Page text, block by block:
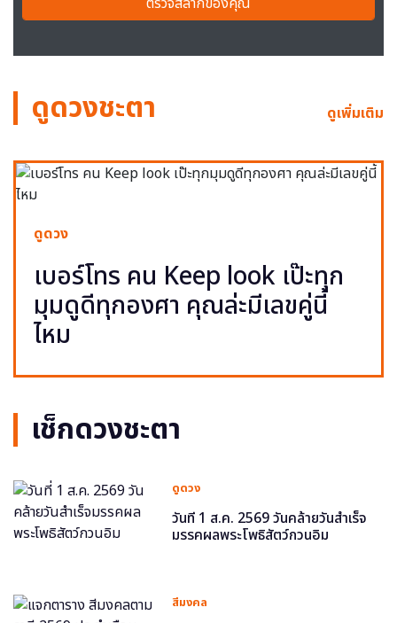
ดูดวงชะตา ดูเพิ่มเติม
ดูดวง
เบอร์โทร คน Keep look เป๊ะทุก
มุมดูดีทุกองศา คุณล่ะมีเลขคู่นี้
ไหม
เช็กดวงชะตา
ดูดวง
วันที่ 1 ส.ค. 2569 วันคล้ายวันสำเร็จ
มรรคผลพระโพธิสัตว์กวนอิม
สีมงคล